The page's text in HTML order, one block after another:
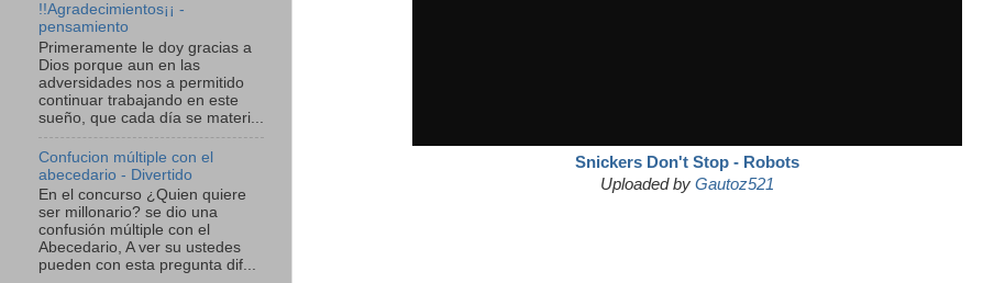
Snickers Don't Stop - Robots
Uploaded by Gautoz521
!!Agradecimientos¡¡ -
pensamiento
Primeramente le doy gracias a
Dios porque aun en las
adversidades nos a permitido
continuar trabajando en este
sueño, que cada día se materi...
Confucion múltiple con el
abecedario - Divertido
En el concurso ¿Quien quiere
ser millonario? se dio una
confusión múltiple con el
Abecedario, A ver su ustedes
pueden con esta pregunta dif...